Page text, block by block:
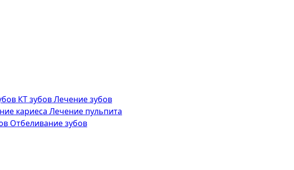
КТ зубовЛечение зубов
кариеса Лечение пульпита
Отбеливание зубов